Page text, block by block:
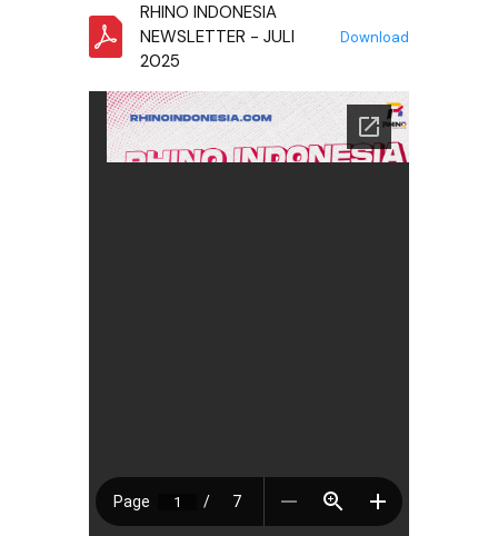
RHINO INDONESIA
NEWSLETTER - JULI
2025
Download